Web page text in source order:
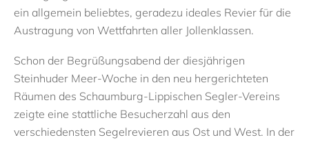
ein allgemein beliebtes, geradezu ideales Revier für die
Austragung von Wettfahrten aller Jollenklassen.
Schon der Begrüßungsabend der diesjährigen
Steinhuder Meer-Woche in den neu hergerichteten
Räumen des Schaumburg-Lippischen Segler-Vereins
zeigte eine stattliche Besucherzahl aus den
verschiedensten Segelrevieren aus Ost und West. In der